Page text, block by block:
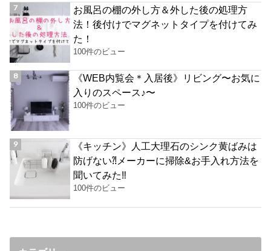
お風呂の棚の外し方＆外した後の処理方
法！後付けでマグネットタイプを付けてみ
た！
100件のビュー
《WEB内覧会＊入居後》リビング〜お気に
入りのスペース♪〜
100件のビュー
《キッチン》人工大理石のシンク黄ばみは
防げない⁈メーカーに掃除&お手入れ方法を
聞いてみた‼︎
100件のビュー